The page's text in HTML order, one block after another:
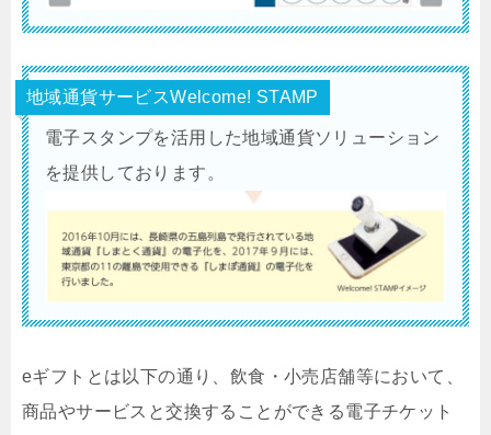
地域通貨サービスWelcome! STAMP
電子スタンプを活用した地域通貨ソリューション
を提供しております。
eギフトとは以下の通り、飲食・小売店舗等において、
商品やサービスと交換することができる電子チケット